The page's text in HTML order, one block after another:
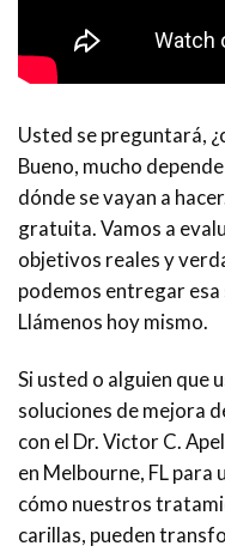
Usted se preguntará,
Bueno, mucho
dónde se vayan a
gratuita. Vamos a
objetivos reales y
podemos entregar
Llámenos hoy mismo.
Si usted o alguien que
soluciones de mejora
con el Dr. Victor C.
en Melbourne, FL para
cómo nuestros
carillas, pueden